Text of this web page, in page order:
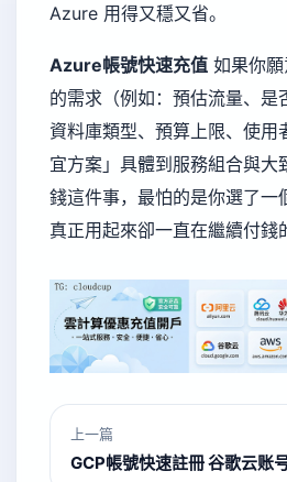
Azure 用得又穩又省。
Azure帳號快速充值 如果你
的需求（例如：預估流量、是
資料庫類型、預算上限、使用
宜方案」具體到服務組合與大
錢這件事，最怕的是你選了一
真正用起來卻一直在繼續付錢
上一篇
GCP帳號快速註冊 谷歌云账